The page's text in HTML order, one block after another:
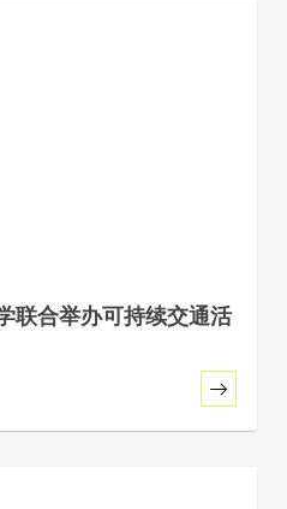
联合举办可持续交通活